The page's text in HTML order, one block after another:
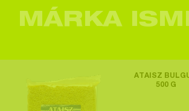
terméket >
megtekintette a
terméket >
MÁRKA
ATAISZ
500 G